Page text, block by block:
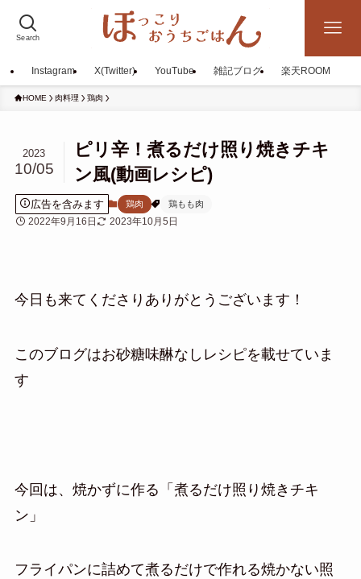
Search
Instagram X(Twitter) YouTube 雑記ブログ 楽天ROOM
HOME 肉料理 鶏肉
ピリ辛！煮るだけ照り焼きチキ
ン風(動画レシピ)
2023
10/05
広告を含みます 鶏肉 鶏もも肉
2022年9月16日 2023年10月5日
今日も来てくださりありがとうございます！
このブログはお砂糖味醂なしレシピを載せていま
す
今回は、焼かずに作る「煮るだけ照り焼きチキ
ン」
フライパンに詰めて煮るだけで作れる焼かない照